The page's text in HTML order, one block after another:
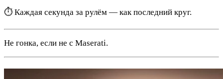
⏱️ Каждая секунда за рулём — как последний круг.
Не гонка, если не с Maserati.